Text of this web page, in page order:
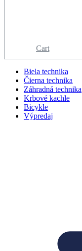
Cart
Biela technika
Čierna technika
Záhradná technika
Krbové kachle
Bicykle
Výpredaj